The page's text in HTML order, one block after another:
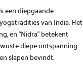
een diepgaande
van India. Het
en “Nidra” betekent
diepe ontspanning
slapen bevindt.